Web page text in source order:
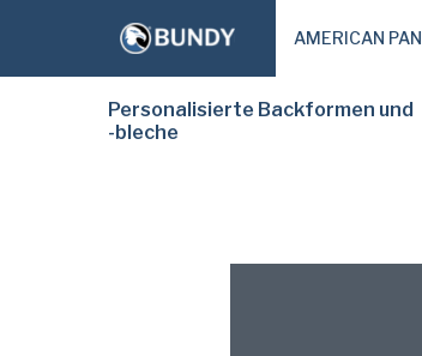
AMERICAN PAN
Personalisierte Backformen und
-bleche